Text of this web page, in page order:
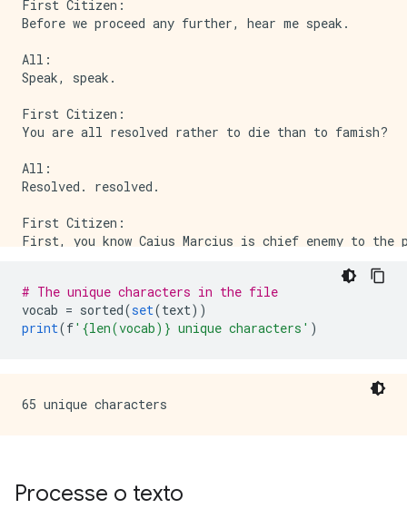
First Citizen:
Before we proceed any further, hear me speak.
All:
Speak, speak.
First Citizen:
You are all resolved rather to die than to famish?
All:
Resolved. resolved.
First Citizen:
# The unique characters in the file
vocab = sorted(set(text))
print(f'{len(vocab)} unique characters' )
Processe o texto